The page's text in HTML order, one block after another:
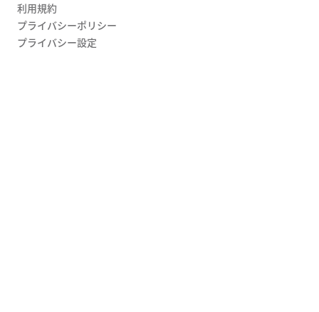
利用規約
プライバシーポリシー
プライバシー設定